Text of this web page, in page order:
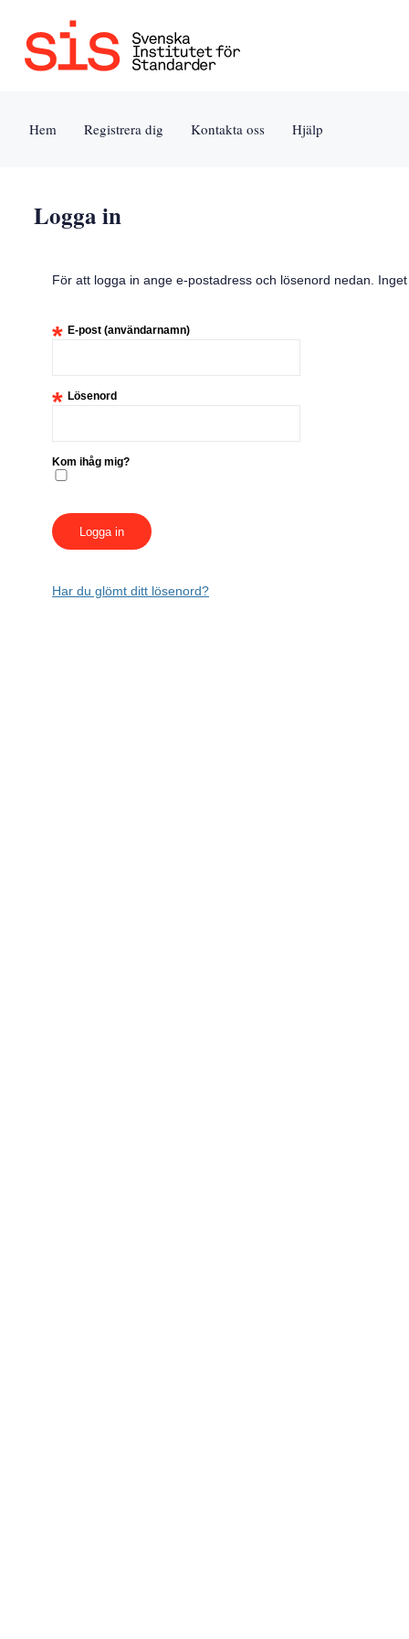
Jump
Hem Registrera dig Kontakta oss Hjälp
Logga in
För att logga in ange e-postadress och lösenord nedan.
* E-post (användarnamn)
* Lösenord
Kom ihåg mig?
Har du glömt ditt lösenord?